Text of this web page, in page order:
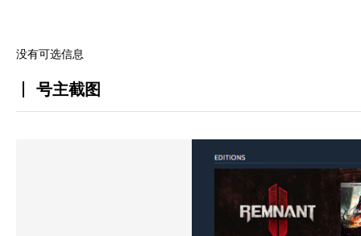
没有可选信息
号主截图